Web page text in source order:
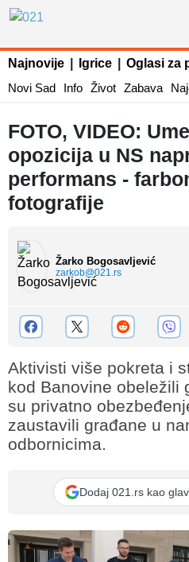
Najnovije Igrice Oglasi za
Novi Sad
Info Život Zabava
FOTO, VIDEO:
opozicija u NS
performans -
fotografije
Žarko Bogosavljević
zarkob@021.rs
Aktivisti više pokreta i
kod Banovine obeležili
su privatno
zaustavili građane u
odbornicima.
Dodaj 021.rs kao